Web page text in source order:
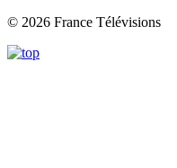
© 2026 France Télévisions